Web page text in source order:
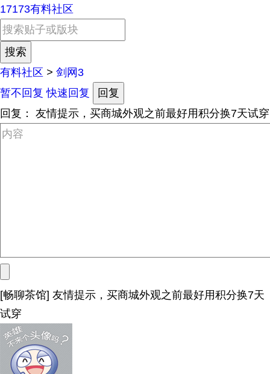
17173有料社区
有料社区 > 剑网3
暂不回复 快速回复
回复
回复：
友情提示，买商城外观之前最好用积分换7天试穿
[畅聊茶馆] 友情提示，买商城外观之前最好用积分换7天
试穿